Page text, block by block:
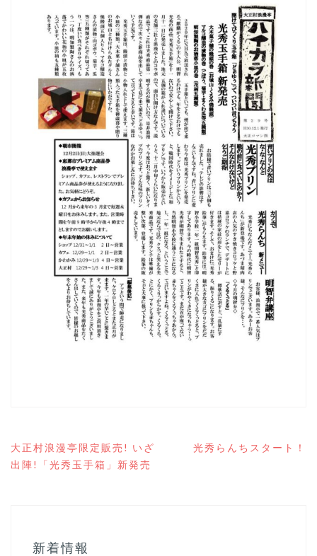
投
稿
ナ
大正村浪漫亭限定販売! いざ
出陣!「光秀玉手箱」新発売
光秀らんちスタート！
新着情報